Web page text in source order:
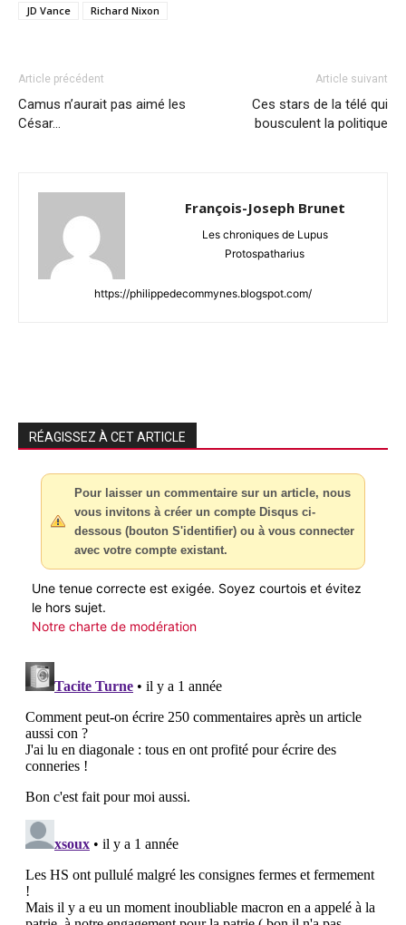
JD Vance
Richard Nixon
Article précédent
Camus n’aurait pas aimé les
César…
Article suivant
Ces stars de la télé qui
bousculent la politique
François-Joseph Brunet
Les chroniques de Lupus
Protospatharius
https://philippedecommynes.blogspot.com/
RÉAGISSEZ À CET ARTICLE
Pour laisser un commentaire sur un article, nous
vous invitons à créer un compte Disqus ci-
dessous (bouton S'identifier) ou à vous connecter
avec votre compte existant.
Une tenue correcte est exigée. Soyez courtois et évitez
le hors sujet.
Notre charte de modération